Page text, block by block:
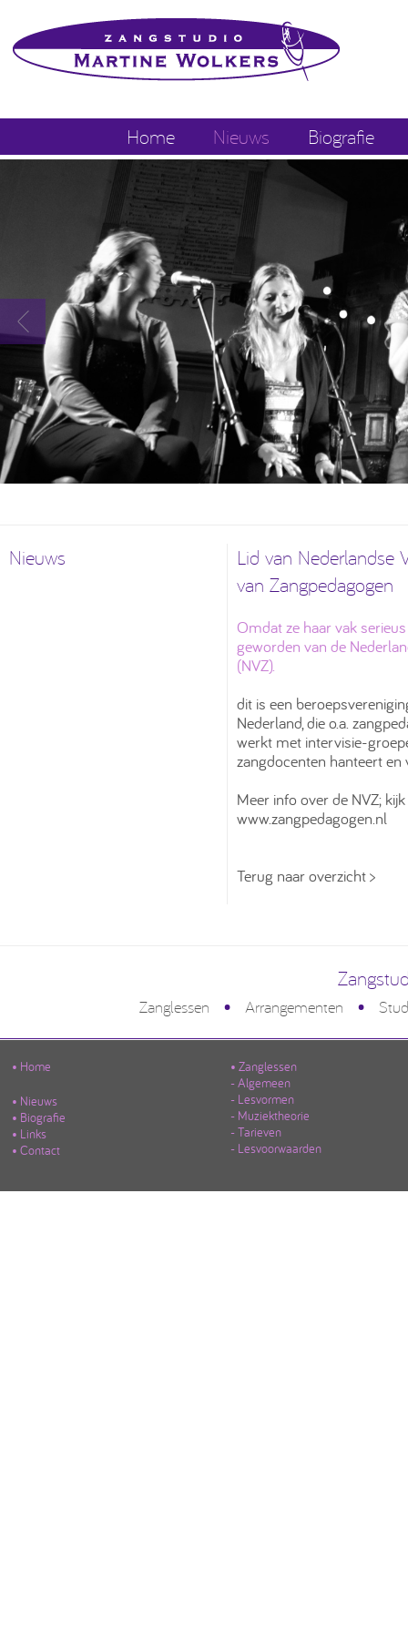
Home Nieuws Biografie
Nieuws
Lid van Nederlandse
van Zangpedagogen
Omdat ze haar vak
geworden van de
(NVZ).
dit is een
Nederland, die o.a.
werkt met intervisie-
zangdocenten hanteert
Meer info over de NVZ;
www.zangpedagogen.nl
Terug naar overzicht >
Zanglessen • Arrangementen •
• Home
• Nieuws
• Biografie
• Links
• Contact
• Zanglessen
- Algemeen
- Lesvormen
- Muziektheorie
- Tarieven
- Lesvoorwaarden